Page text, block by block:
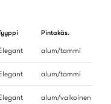
Pintakäs.
alum/tammi
alum/tammi
alum/valkoinen